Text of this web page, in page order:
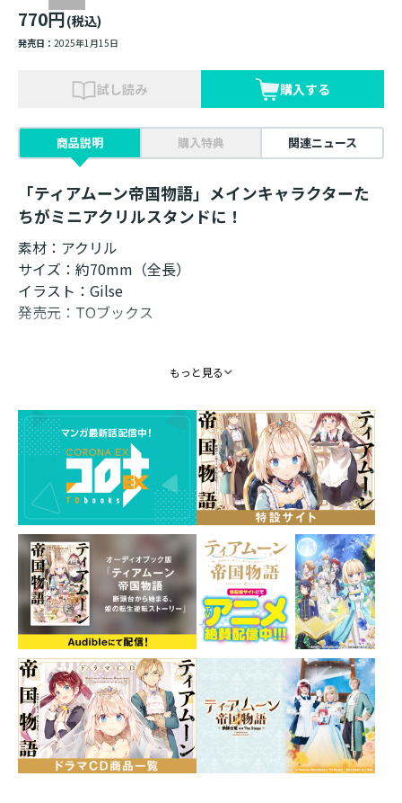
770円(税込)
発売日： 2025年1月15日
試し読み 購入する
商品説明 購入特典 関連ニュース
「ティアムーン帝国物語」メインキャラクターた
ちがミニアクリルスタンドに！
素材：アクリル
サイズ：約70mm（全長）
イラスト：Gilse
発売元：TOブックス
ニアクリルスタンドに！
ティアムーン帝国物語短編集口絵イラストに描かれた、
メインキャラクターたちのミニキャラを使用！
ミニサイズなので飾りやすく、持ち運びも楽々。
お部屋に飾ったり、一緒にお出かけしたりしてお楽しみ
ください！
使用イラスト：ティアムーン帝国物語短編集 口絵
もっと見る